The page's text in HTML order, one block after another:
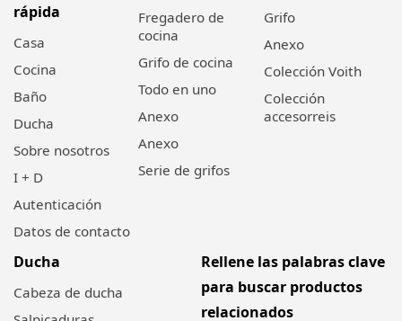
rápida
Casa
Cocina
Baño
Ducha
Sobre nosotros
I + D
Autenticación
Datos de contacto
Fregadero de
cocina
Grifo de cocina
Todo en uno
Anexo
Anexo
Serie de grifos
Grifo
Anexo
Colección Voith
Colección
accesorreis
Ducha
Cabeza de ducha
Rellene las palabras clave
para buscar productos
relacionados